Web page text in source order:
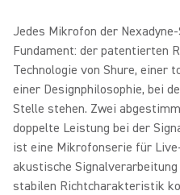
Jedes Mikrofon der
Fundament: der patentierten
Technologie von Shure, einer
einer Designphilosophie, bei
Stelle stehen. Zwei
doppelte Leistung bei der
ist eine Mikrofonserie für
akustische
stabilen Richtcharakteristik